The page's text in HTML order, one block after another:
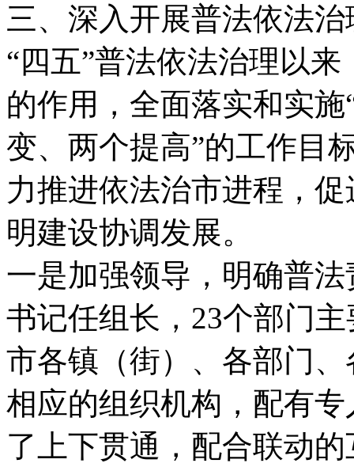
三、深入开展普法依法
“四五”普法依法治理以
的作用，全面落实和实
变、两个提高”的工作目
力推进依法治市进程，
明建设协调发展。
一是加强领导，明确普
书记任组长，23个部门
市各镇（街）、各部门
相应的组织机构，配有
了上下贯通，配合联动